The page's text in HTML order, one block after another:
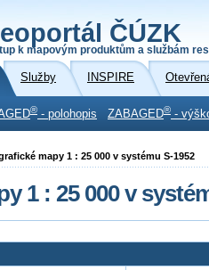
ČÚZK
k mapovým produktům a službám
Služby INSPIRE
® - polohopis ZABAGED® -
mapy 1 : 25 000 v systému S-1952
1 : 25 000 v